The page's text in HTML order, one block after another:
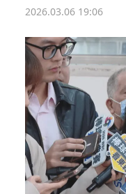
2026.03.06 19:06